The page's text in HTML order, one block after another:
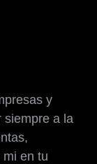
y
siempre a la
en tu